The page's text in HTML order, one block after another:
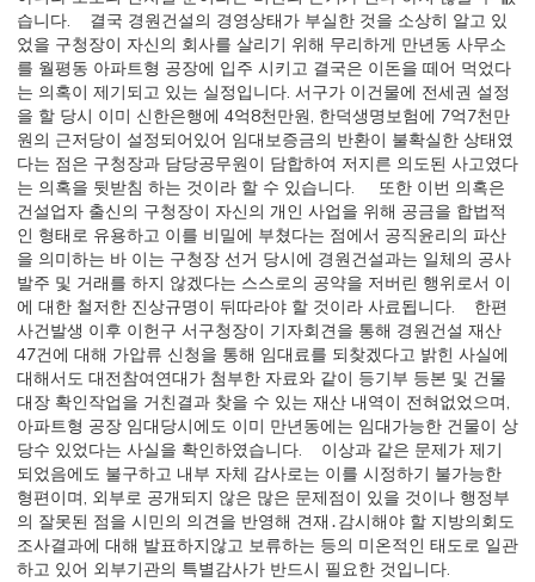
습니다. 결국 경원건설의 경영상태가 부실한 것을 소상히 알고 있
었을 구청장이 자신의 회사를 살리기 위해 무리하게 만년동 사무소
를 월평동 아파트형 공장에 입주 시키고 결국은 이돈을 떼어 먹었다
는 의혹이 제기되고 있는 실정입니다. 서구가 이건물에 전세권 설정
을 할 당시 이미 신한은행에 4억8천만원, 한덕생명보험에 7억7천만
원의 근저당이 설정되어있어 임대보증금의 반환이 불확실한 상태였
다는 점은 구청장과 담당공무원이 담합하여 저지른 의도된 사고였다
는 의혹을 뒷받침 하는 것이라 할 수 있습니다. 또한 이번 의혹은
건설업자 출신의 구청장이 자신의 개인 사업을 위해 공금을 합법적
인 형태로 유용하고 이를 비밀에 부쳤다는 점에서 공직윤리의 파산
을 의미하는 바 이는 구청장 선거 당시에 경원건설과는 일체의 공사
발주 및 거래를 하지 않겠다는 스스로의 공약을 저버린 행위로서 이
에 대한 철저한 진상규명이 뒤따라야 할 것이라 사료됩니다. 한편
사건발생 이후 이헌구 서구청장이 기자회견을 통해 경원건설 재산
47건에 대해 가압류 신청을 통해 임대료를 되찾겠다고 밝힌 사실에
대해서도 대전참여연대가 첨부한 자료와 같이 등기부 등본 및 건물
대장 확인작업을 거친결과 찾을 수 있는 재산 내역이 전혀없었으며,
아파트형 공장 임대당시에도 이미 만년동에는 임대가능한 건물이 상
당수 있었다는 사실을 확인하였습니다. 이상과 같은 문제가 제기
되었음에도 불구하고 내부 자체 감사로는 이를 시정하기 불가능한
형편이며, 외부로 공개되지 않은 많은 문제점이 있을 것이나 행정부
의 잘못된 점을 시민의 의견을 반영해 견재․감시해야 할 지방의회도
조사결과에 대해 발표하지않고 보류하는 등의 미온적인 태도로 일관
하고 있어 외부기관의 특별감사가 반드시 필요한 것입니다.